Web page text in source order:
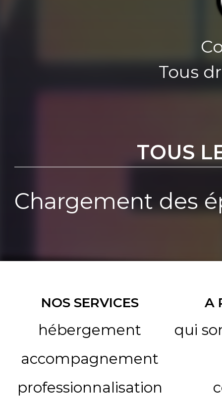
Tous
TOUS
Chargement des
NOS SERVICES
hébergement
accompagnement
professionnalisation
A
qui